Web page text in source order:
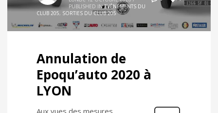
PUBLISHED IN EVÈNEMENTS DU
CLUB 205, SORTIES DU CLUB 205
Annulation de
Epoqu’auto 2020 à
LYON